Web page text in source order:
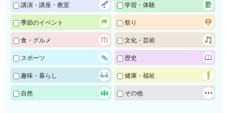
講演・講座・教室 学習・体験
季節のイベント 祭り
食・グルメ 文化・芸術
スポーツ 歴史
趣味・暮らし 健康・福祉
自然 その他